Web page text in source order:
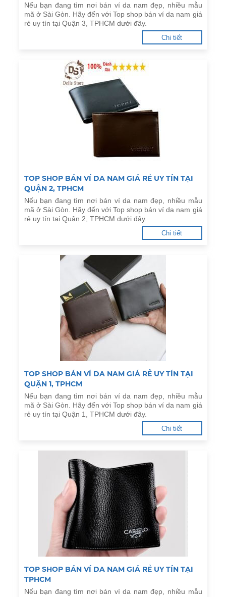
Nếu bạn đang tìm nơi bán ví da nam đẹp, nhiều mẫu
mã ở Sài Gòn. Hãy đến với Top shop bán ví da nam giá
rẻ uy tín tại Quận 3, TPHCM dưới đây.
Chi tiết
TOP SHOP BÁN VÍ DA NAM GIÁ RẺ UY TÍN TẠI
QUẬN 2, TPHCM
Nếu bạn đang tìm nơi bán ví da nam đẹp, nhiều mẫu
mã ở Sài Gòn. Hãy đến với Top shop bán ví da nam giá
rẻ uy tín tại Quận 2, TPHCM dưới đây.
Chi tiết
TOP SHOP BÁN VÍ DA NAM GIÁ RẺ UY TÍN TẠI
QUẬN 1, TPHCM
Nếu bạn đang tìm nơi bán ví da nam đẹp, nhiều mẫu
mã ở Sài Gòn. Hãy đến với Top shop bán ví da nam giá
rẻ uy tín tại Quận 1, TPHCM dưới đây.
Chi tiết
TOP SHOP BÁN VÍ DA NAM GIÁ RẺ UY TÍN TẠI
TPHCM
Nếu bạn đang tìm nơi bán ví da nam đẹp, nhiều mẫu